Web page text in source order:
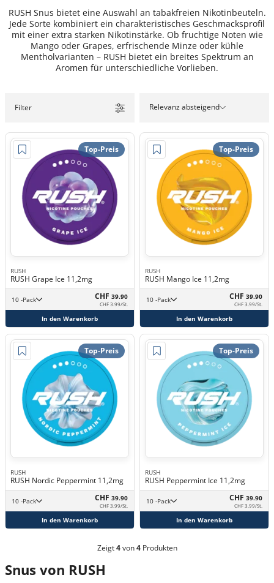
RUSH Snus bietet eine Auswahl an tabakfreien Nikotinbeuteln.
Jede Sorte kombiniert ein charakteristisches Geschmacksprofil
mit einer extra starken Nikotinstärke. Ob fruchtige Noten wie
Mango oder Grapes, erfrischende Minze oder kühle
Mentholvarianten – RUSH bietet ein breites Spektrum an
Aromen für unterschiedliche Vorlieben.
Filter Relevanz absteigend
Top-Preis
RUSH
RUSH Grape Ice 11,2mg
10 -Pack CHF 39.90
CHF 3.99/St.
In den Warenkorb
Top-Preis
RUSH
RUSH Mango Ice 11,2mg
10 -Pack CHF 39.90
CHF 3.99/St.
In den Warenkorb
Top-Preis
RUSH
RUSH Nordic Peppermint 11,2mg
10 -Pack CHF 39.90
CHF 3.99/St.
In den Warenkorb
Top-Preis
RUSH
RUSH Peppermint Ice 11,2mg
10 -Pack CHF 39.90
CHF 3.99/St.
In den Warenkorb
Zeigt4von4 Produkten
Snus von RUSH